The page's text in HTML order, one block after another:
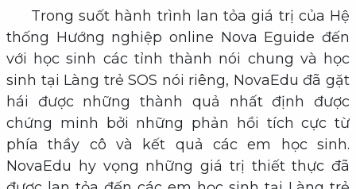
Trong suốt hành trình lan tỏa giá trị của Hệ
thống Hướng nghiệp online Nova Eguide đến
với học sinh các tỉnh thành nói chung và học
sinh tại Làng trẻ SOS nói riêng, NovaEdu đã gặt
hái được những thành quả nhất định được
chứng minh bởi những phản hồi tích cực từ
phía thầy cô và kết quả các em học sinh.
NovaEdu hy vọng những giá trị thiết thực đã